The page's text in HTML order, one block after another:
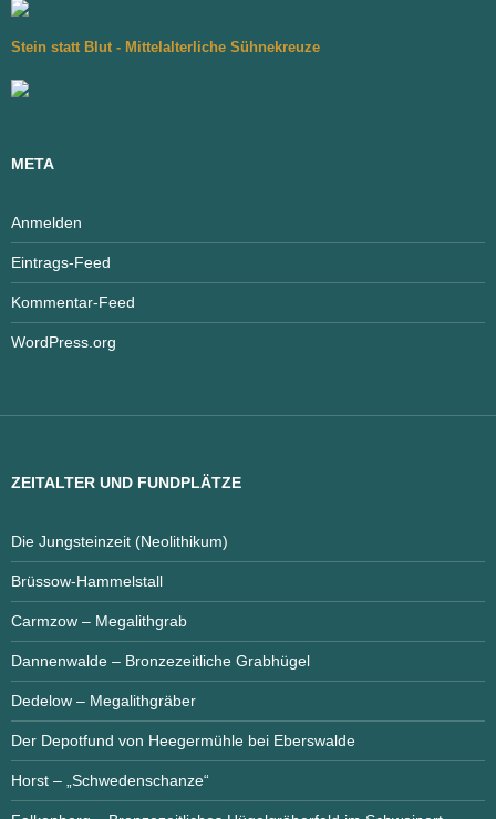
Stein statt Blut - Mittelalterliche Sühnekreuze
META
Anmelden
Eintrags-Feed
Kommentar-Feed
WordPress.org
ZEITALTER UND FUNDPLÄTZE
Die Jungsteinzeit (Neolithikum)
Brüssow-Hammelstall
Carmzow – Megalithgrab
Dannenwalde – Bronzezeitliche Grabhügel
Dedelow – Megalithgräber
Der Depotfund von Heegermühle bei Eberswalde
Horst – „Schwedenschanze“